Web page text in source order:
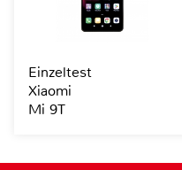
Einzeltest
Xiaomi
Mi 9T